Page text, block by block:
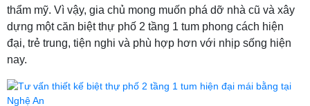
thẩm mỹ. Vì vậy, gia chủ mong muốn phá dỡ nhà cũ và xây
dựng một căn biệt thự phố 2 tầng 1 tum phong cách hiện
đại, trẻ trung, tiện nghi và phù hợp hơn với nhịp sống hiện
nay.